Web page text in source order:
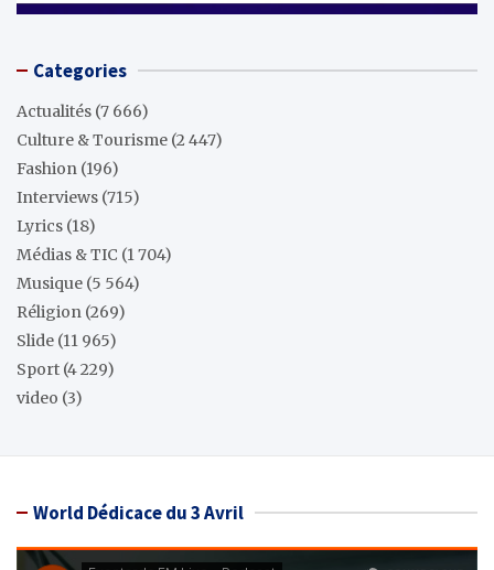
Categories
Actualités (7 666)
Culture & Tourisme (2 447)
Fashion (196)
Interviews (715)
Lyrics (18)
Médias & TIC (1 704)
Musique (5 564)
Réligion (269)
Slide (11 965)
Sport (4 229)
video (3)
World Dédicace du 3 Avril